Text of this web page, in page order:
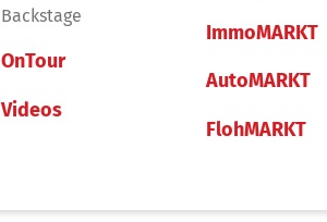
Backstage
OnTour
Videos
ImmoMARKT
AutoMARKT
FlohMARKT